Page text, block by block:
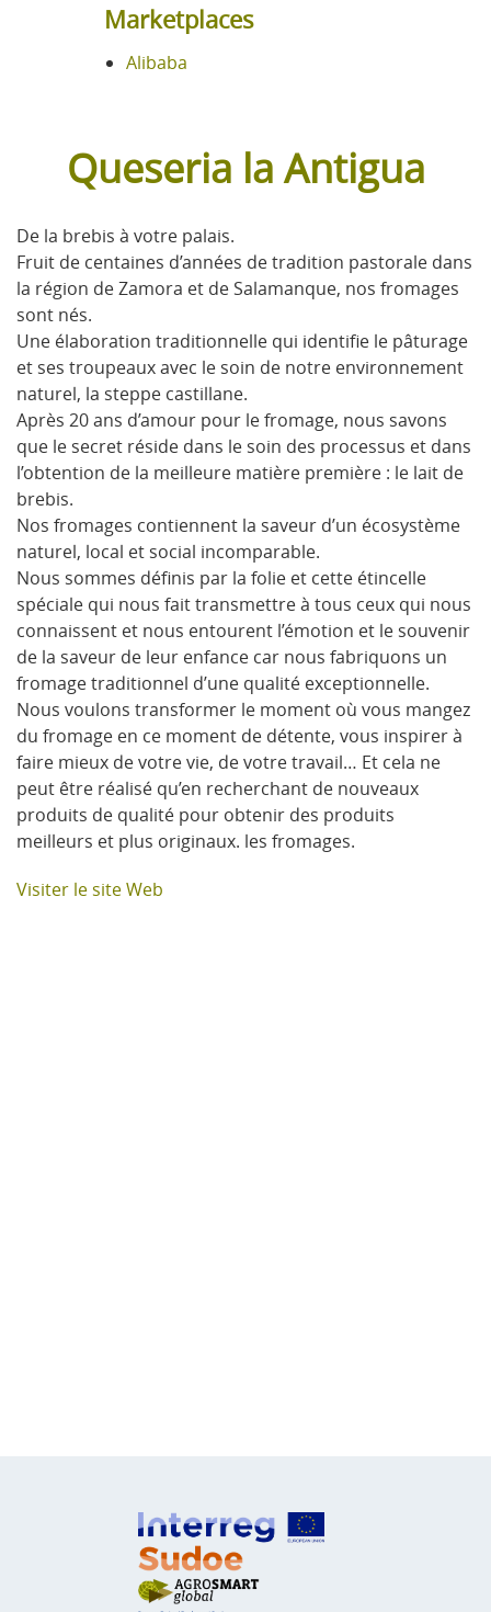
Marketplaces
Alibaba
Queseria la Antigua
De la brebis à votre palais.
Fruit de centaines d’années de tradition pastorale dans
la région de Zamora et de Salamanque, nos fromages
sont nés.
Une élaboration traditionnelle qui identifie le pâturage
et ses troupeaux avec le soin de notre environnement
naturel, la steppe castillane.
Après 20 ans d’amour pour le fromage, nous savons
que le secret réside dans le soin des processus et dans
l’obtention de la meilleure matière première : le lait de
brebis.
Nos fromages contiennent la saveur d’un écosystème
naturel, local et social incomparable.
Nous sommes définis par la folie et cette étincelle
spéciale qui nous fait transmettre à tous ceux qui nous
connaissent et nous entourent l’émotion et le souvenir
de la saveur de leur enfance car nous fabriquons un
fromage traditionnel d’une qualité exceptionnelle.
Nous voulons transformer le moment où vous mangez
du fromage en ce moment de détente, vous inspirer à
faire mieux de votre vie, de votre travail… Et cela ne
peut être réalisé qu’en recherchant de nouveaux
produits de qualité pour obtenir des produits
meilleurs et plus originaux. les fromages.
Visiter le site Web